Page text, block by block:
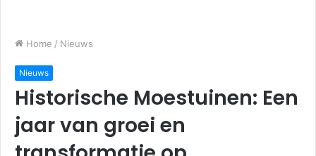
Home / Nieuws
Nieuws
Historische Moestuinen: Een
jaar van groei en